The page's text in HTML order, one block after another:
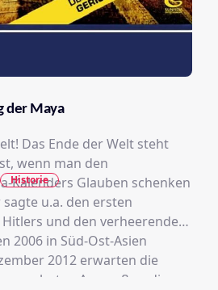
der Maya
wenn man den
Kalenders Glauben schenken
und den verheerenden
2006 in Süd-Ost-Asien
2012 erwarten die
Ausmaßes, die
Historie